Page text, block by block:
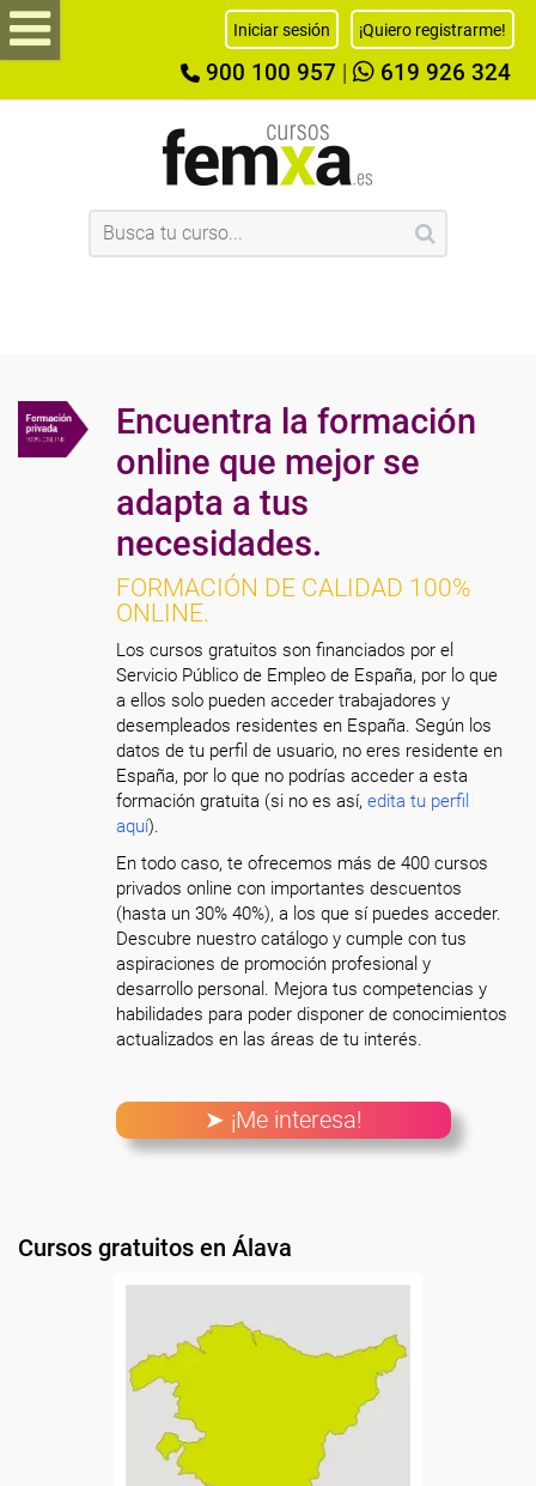
Iniciar sesión ¡Quiero registrarme!
900 100 957 619 926 324
Encuentra la formación
online que mejor se
adapta a tus
necesidades.
FORMACIÓN DE CALIDAD 100%
ONLINE.
Los cursos gratuitos son financiados por el
Servicio Público de Empleo de España, por lo que
a ellos solo pueden acceder trabajadores y
desempleados residentes en España. Según los
datos de tu perfil de usuario, no eres residente en
España, por lo que no podrías acceder a esta
formación gratuita (si no es así,edita tu perfil
aquí).
En todo caso, te ofrecemos más de 400 cursos
privados online con importantes descuentos
(hasta un 30% 40%), a los que sí puedes acceder.
Descubre nuestro catálogo y cumple con tus
aspiraciones de promoción profesional y
desarrollo personal. Mejora tus competencias y
habilidades para poder disponer de conocimientos
actualizados en las áreas de tu interés.
➤ ¡Me interesa!
Cursos gratuitos en Álava